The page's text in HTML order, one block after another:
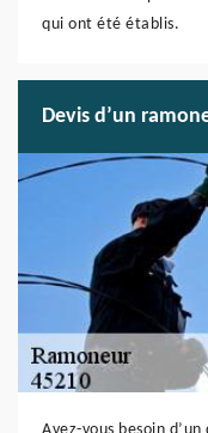
qui ont été établis.
Devis d’un